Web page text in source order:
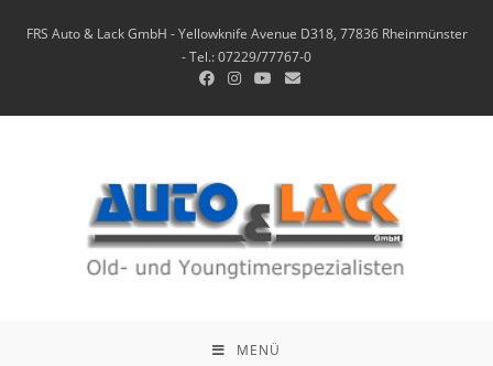
FRS Auto & Lack GmbH - Yellowknife Avenue D318, 77836 Rheinmünster
- Tel.: 07229/77767-0
MENÜ